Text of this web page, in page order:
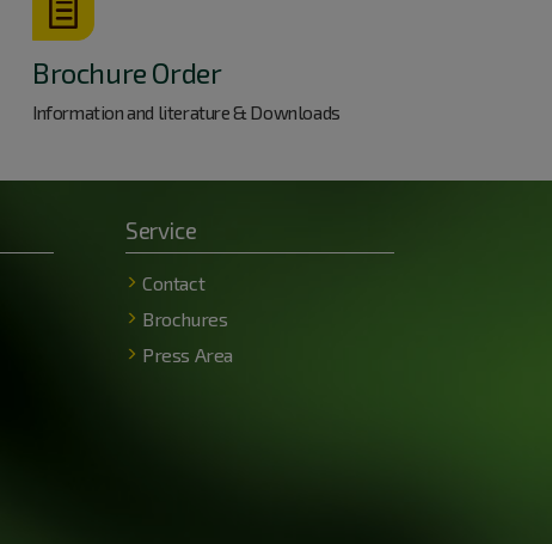
Brochure Order
Information and literature & Downloads
Service
Contact
Brochures
Press Area